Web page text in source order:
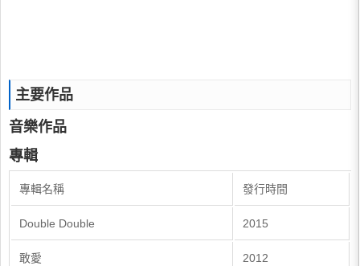
主要作品
音樂作品
專輯
專輯名稱 發行時間
Double Double 2015
敢愛 2012